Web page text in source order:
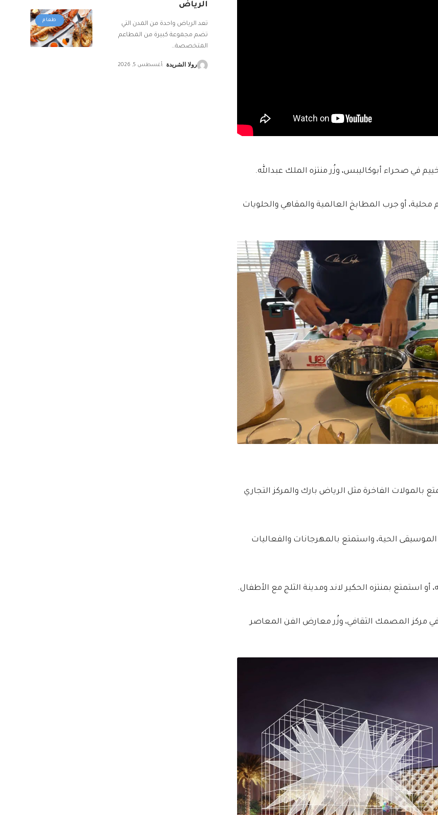
في صحراء أبوكاليبس، وزُر منتزه الملك عبدالله.
أو جرب المطابخ العالمية والمقاهي والحلويات
الفاخرة مثل الرياض بارك والمركز التجاري
الحية، واستمتع بالمهرجانات والفعاليات
أو استمتع بمنتزه الحكير لاند ومدينة الثلج مع الأطفال.
مركز المصمك الثقافي، وزُر معارض الفن المعاصر
طعام
الرياض
تعد الرياض واحدة من المدن التي
تضم مجموعة كبيرة من المطاعم
المتخصصة…
رولا الشريدة أغسطس 5, 2026